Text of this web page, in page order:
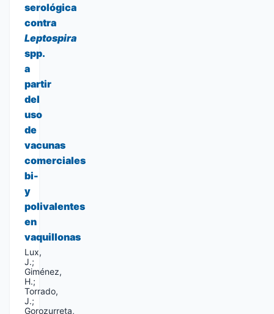
serológica
contra
Leptospira
spp.
a
partir
del
uso
de
vacunas
comerciales
bi-
y
polivalentes
en
vaquillonas
Lux,
J.;
Giménez,
H.;
Torrado,
J.;
Gorozurreta,